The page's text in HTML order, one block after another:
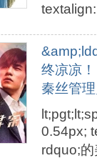
终凉凉！
秦丝管
0.54px;
rdquo;